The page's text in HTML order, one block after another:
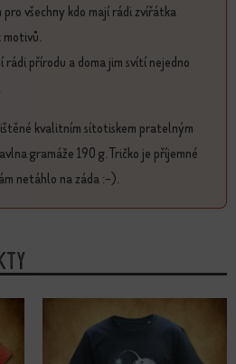
všechny kdo mají rádi zvířátka
motivů.
přírodu a doma jim svítí nejedno
kvalitním sítotiskem pratelným
gramáže 190 g. Tričko je příjemné
netáhlo na záda :-).
Možnosti lze vybrat na stránce produktu
Tento produkt má více variant.